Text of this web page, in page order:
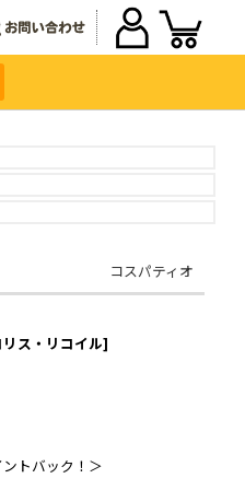
コスパティオ
ス・リコイル]
トバック！＞